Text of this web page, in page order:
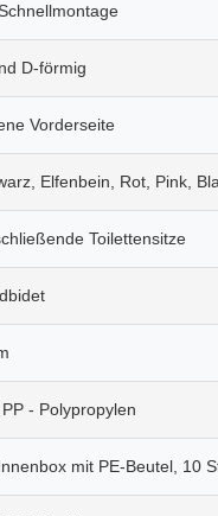
D-förmig
Vorderseite
Elfenbein, Rot, Pink,
Toilettensitze
- Polypropylen
mit PE-Beutel, 10